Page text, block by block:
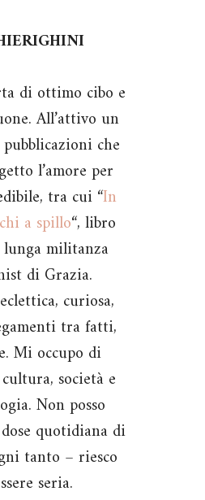
di ottimo cibo e
All’attivo un
che
l’amore per
tra cui “In
a spillo“, libro
militanza
di Grazia.
curiosa,
tra fatti,
Mi occupo di
società e
Non posso
quotidiana di
tanto – riesco
seria.